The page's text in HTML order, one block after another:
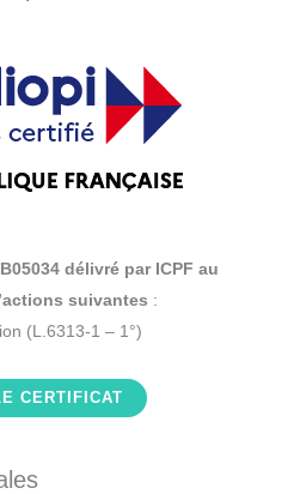
délivré par ICPF au
suivantes :
(L.6313-1 – 1°)
CERTIFICAT